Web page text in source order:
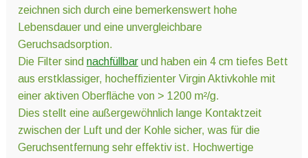
zeichnen sich durch eine bemerkenswert hohe
Lebensdauer und eine unvergleichbare
Geruchsadsorption.
Die Filter sind nachfüllbarund haben ein 4 cm tiefes Bett
aus erstklassiger, hocheffizienter Virgin Aktivkohle mit
einer aktiven Oberfläche von > 1200 m²/g.
Dies stellt eine außergewöhnlich lange Kontaktzeit
zwischen der Luft und der Kohle sicher, was für die
Geruchsentfernung sehr effektiv ist. Hochwertige